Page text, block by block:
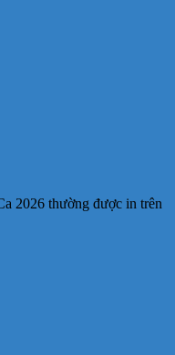
2026 thường được in trên